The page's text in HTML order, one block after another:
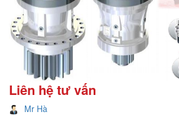
Liên hệ tư vấn
Mr Hà